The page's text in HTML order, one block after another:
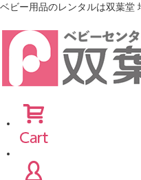
ベビー用品のレンタルは双葉堂